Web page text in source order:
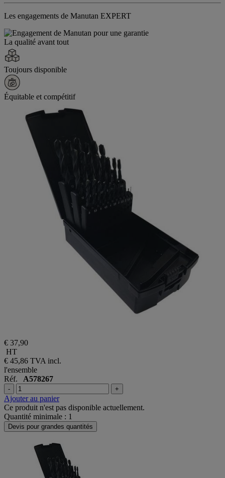
Les engagements de Manutan EXPERT
La qualité avant tout
Toujours disponible
Équitable et compétitif
€ 37,90
HT
€ 45,86 TVA incl.
l'ensemble
Réf. A578267
- +
Ajouter au panier
Ce produit n'est pas disponible actuellement.
Quantité minimale : 1
Devis pour grandes quantités